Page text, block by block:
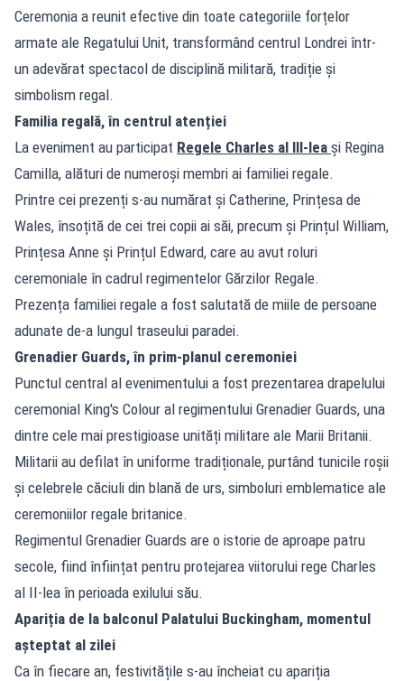
Ceremonia a reunit efective din toate categoriile forțelor
armate ale Regatului Unit, transformând centrul Londrei într-
un adevărat spectacol de disciplină militară, tradiție și
simbolism regal.
Familia regală, în centrul atenției
La eveniment au participat Regele Charles al III-lea și Regina
Camilla, alături de numeroși membri ai familiei regale.
Printre cei prezenți s-au numărat și Catherine, Prințesa de
Wales, însoțită de cei trei copii ai săi, precum și Prințul William,
Prințesa Anne și Prințul Edward, care au avut roluri
ceremoniale în cadrul regimentelor Gărzilor Regale.
Prezența familiei regale a fost salutată de miile de persoane
adunate de-a lungul traseului paradei.
Grenadier Guards, în prim-planul ceremoniei
Punctul central al evenimentului a fost prezentarea drapelului
ceremonial King's Colour al regimentului Grenadier Guards, una
dintre cele mai prestigioase unități militare ale Marii Britanii.
Militarii au defilat în uniforme tradiționale, purtând tunicile roșii
și celebrele căciuli din blană de urs, simboluri emblematice ale
ceremoniilor regale britanice.
Regimentul Grenadier Guards are o istorie de aproape patru
secole, fiind înființat pentru protejarea viitorului rege Charles
al II-lea în perioada exilului său.
Apariția de la balconul Palatului Buckingham, momentul
așteptat al zilei
Ca în fiecare an, festivitățile s-au încheiat cu apariția